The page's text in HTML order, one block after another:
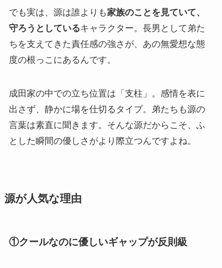
でも実は、源は誰よりも家族のことを見ていて、
守ろうとしているキャラクター。長男として弟た
ちを支えてきた責任感の強さが、あの無愛想な態
度の根っこにあるんです。
成田家の中での立ち位置は「支柱」。感情を表に
出さず、静かに場を仕切るタイプ。弟たちも源の
言葉は素直に聞きます。そんな源だからこそ、ふ
とした瞬間の優しさがより際立つんですよね。
源が人気な理由
①クールなのに優しいギャップが反則級